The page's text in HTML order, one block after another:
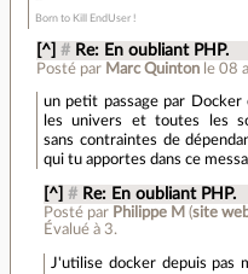
Born to Kill EndUser !
[^] # Re: En oubliant PHP.
Posté par Marc Quinton le 08
un petit passage par
les univers et toutes les
sans contraintes de
qui tu apportes dans ce
[^] # Re: En oubliant PHP.
Posté par Philippe M (site
Évalué à 3.
J'utilise docker depuis pas